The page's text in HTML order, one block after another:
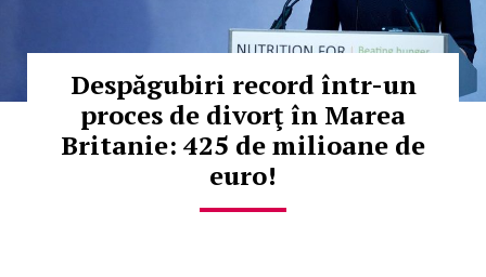
Despăgubiri record într-un
proces de divorţ în Marea
Britanie: 425 de milioane de
euro!